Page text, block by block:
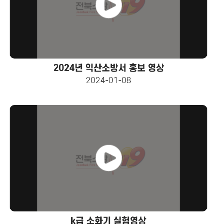
2024년 익산소방서 홍보 영상
2024-01-08
k급 소화기 실험영상